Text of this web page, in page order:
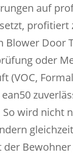
auf
profitiert
Blower Door
oder
(VOC,
wird nicht
der